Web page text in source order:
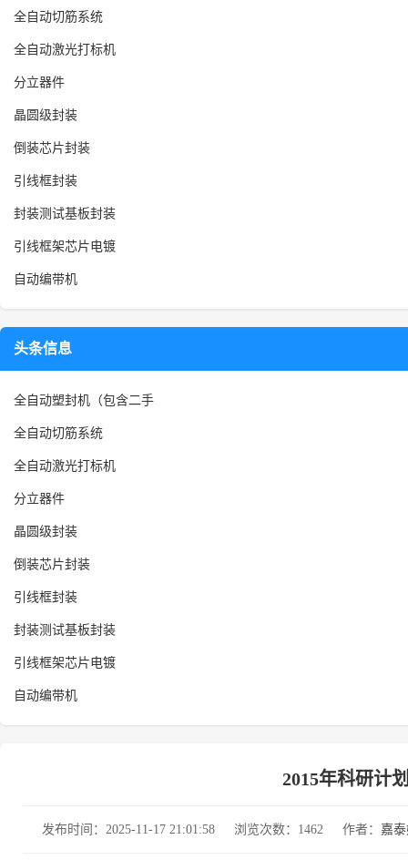
全自动切筋系统
全自动激光打标机
分立器件
晶圆级封装
倒装芯片封装
引线框封装
封装测试基板封装
引线框架芯片电镀
自动编带机
头条信息
全自动塑封机（包含二手
全自动切筋系统
全自动激光打标机
分立器件
晶圆级封装
倒装芯片封装
引线框封装
封装测试基板封装
引线框架芯片电镀
自动编带机
2015年科研计
发布时间：2025-11-17 21:01:58 浏览次数：1462 作者： 嘉